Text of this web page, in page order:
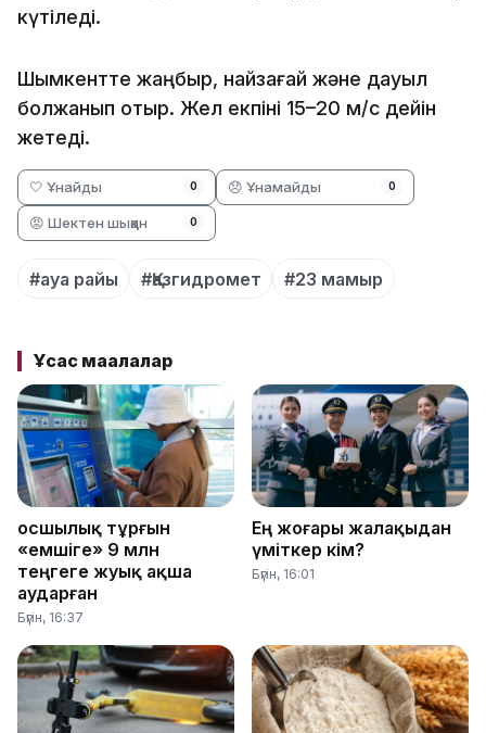
күтіледі.
Шымкентте жаңбыр, найзағай және дауыл
болжанып отыр. Жел екпіні 15–20 м/с дейін
жетеді.
🤍 Ұнайды 0 😞 Ұнамайды 0
😡 Шектен шыққан 0
#ауа райы #Қазгидромет #23 мамыр
Ұқсас мақалалар
Қосшылық тұрғын
«емшіге» 9 млн
теңгеге жуық ақша
аударған
Бүгін, 16:37
Ең жоғары жалақыдан
үміткер кім?
Бүгін, 16:01